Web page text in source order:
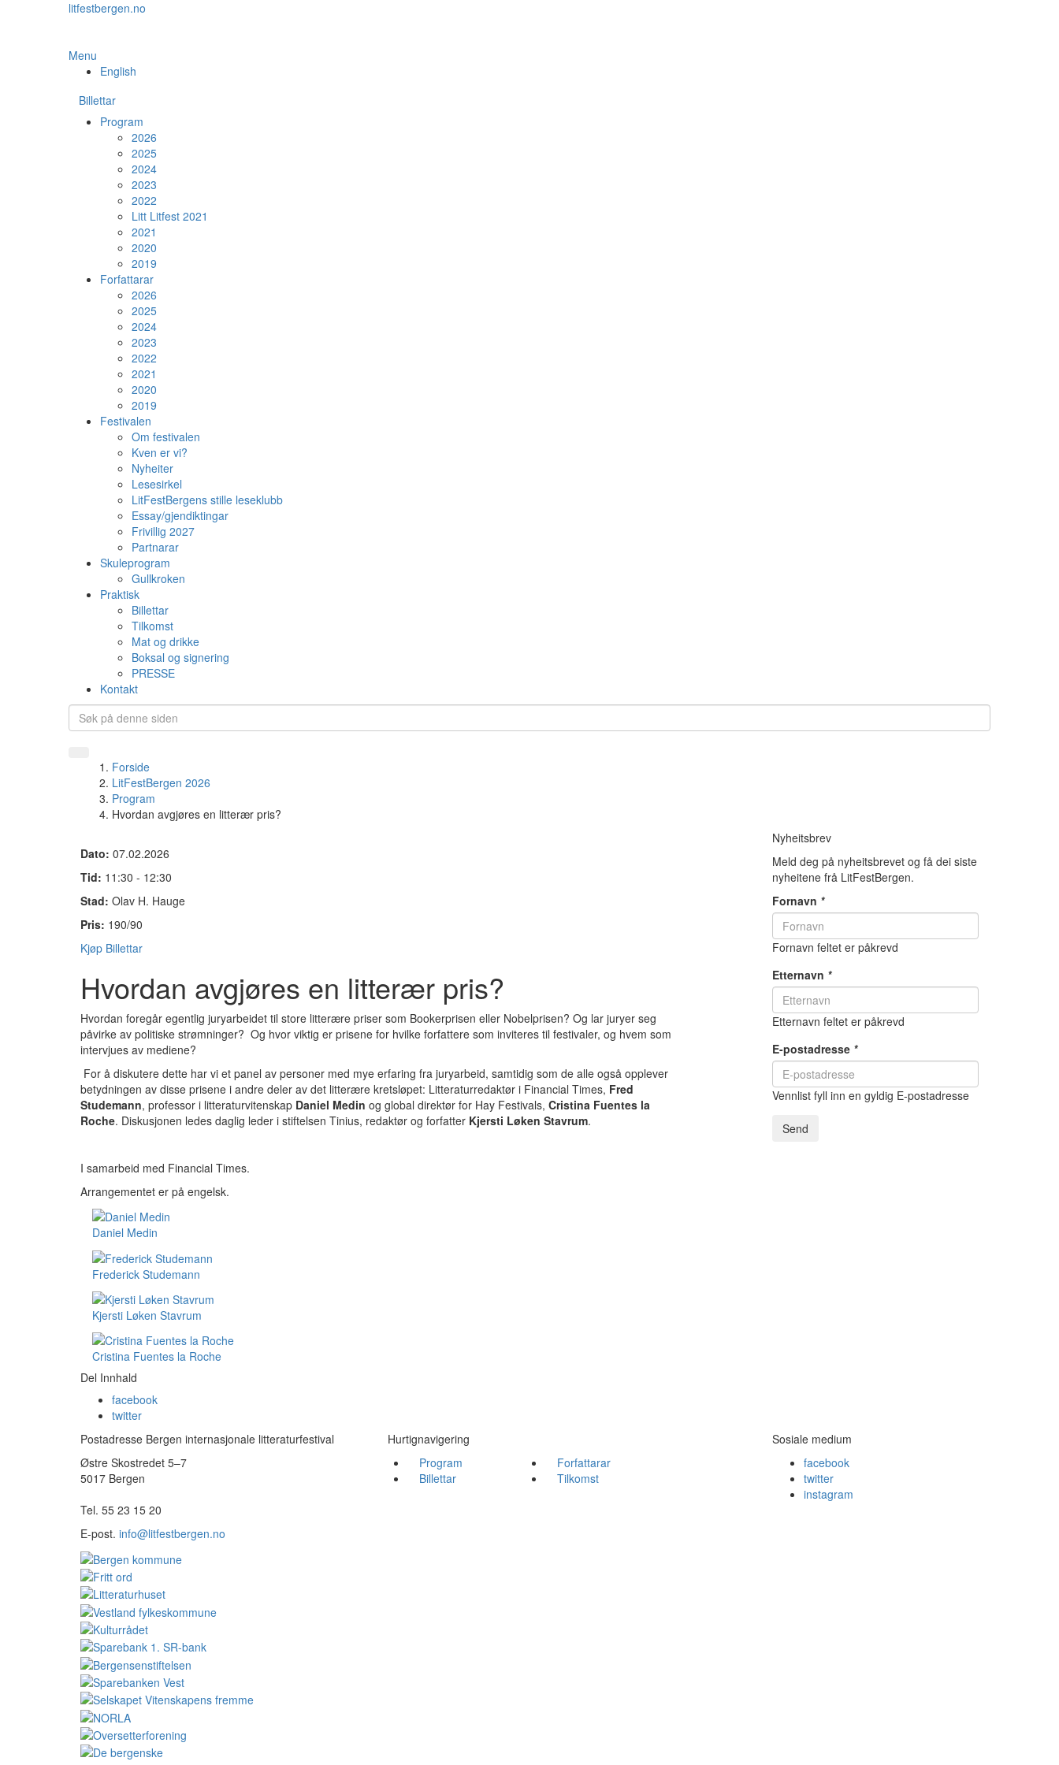
litfestbergen.no
Menu
English
Billettar
Program
2026
2025
2024
2023
2022
Litt Litfest 2021
2021
2020
2019
Forfattarar
2026
2025
2024
2023
2022
2021
2020
2019
Festivalen
Om festivalen
Kven er vi?
Nyheiter
Lesesirkel
LitFestBergens stille leseklubb
Essay/gjendiktingar
Frivillig 2027
Partnarar
Skuleprogram
Gullkroken
Praktisk
Billettar
Tilkomst
Mat og drikke
Boksal og signering
PRESSE
Kontakt
Forside
LitFestBergen 2026
Program
Hvordan avgjøres en litterær pris?
Dato: 07.02.2026
Tid: 11:30 - 12:30
Stad: Olav H. Hauge
Pris: 190/90
Kjøp Billettar
Hvordan avgjøres en litterær pris?
Hvordan foregår egentlig juryarbeidet til store litterære priser som Bookerprisen eller Nobelprisen? Og lar juryer seg
påvirke av politiske strømninger? Og hvor viktig er prisene for hvilke forfattere som inviteres til festivaler, og hvem som
intervjues av mediene?
For å diskutere dette har vi et panel av personer med mye erfaring fra juryarbeid, samtidig som de alle også opplever
betydningen av disse prisene i andre deler av det litterære kretsløpet: Litteraturredaktør i Financial Times, Fred
Studemann, professor i litteraturvitenskap Daniel Medin og global direktør for Hay Festivals, Cristina Fuentes la
Roche. Diskusjonen ledes daglig leder i stiftelsen Tinius, redaktør og forfatter Kjersti Løken Stavrum.
I samarbeid med Financial Times.
Arrangementet er på engelsk.
Daniel Medin
Frederick Studemann
Kjersti Løken Stavrum
Cristina Fuentes la Roche
Del Innhald
facebook
twitter
Nyheitsbrev
Meld deg på nyheitsbrevet og få dei siste
nyheitene frå LitFestBergen.
Fornavn *
Fornavn feltet er påkrevd
Etternavn *
Etternavn feltet er påkrevd
E-postadresse *
Vennlist fyll inn en gyldig E-postadresse
Send
Postadresse Bergen internasjonale litteraturfestival
Østre Skostredet 5–7
5017 Bergen
Tel. 55 23 15 20
E-post. info@litfestbergen.no
Hurtignavigering
Program
Forfattarar
Billettar
Tilkomst
Sosiale medium
facebook
twitter
instagram